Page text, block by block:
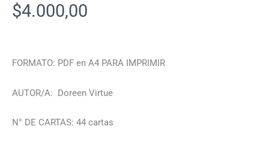
$4.000,00
FORMATO: PDF en A4 PARA IMPRIMIR
AUTOR/A: Doreen Virtue
N° DE CARTAS: 44 cartas